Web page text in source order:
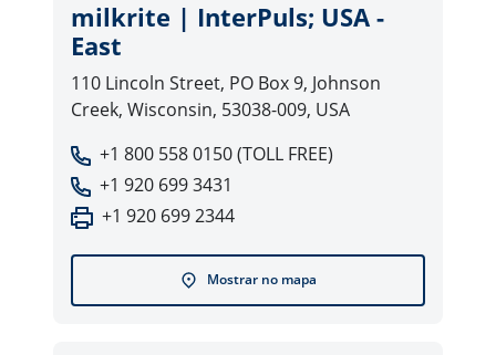
milkrite | InterPuls; USA -
East
110 Lincoln Street, PO Box 9, Johnson
Creek, Wisconsin, 53038-009, USA
+1 800 558 0150 (TOLL FREE)
+1 920 699 3431
+1 920 699 2344
Mostrar no mapa